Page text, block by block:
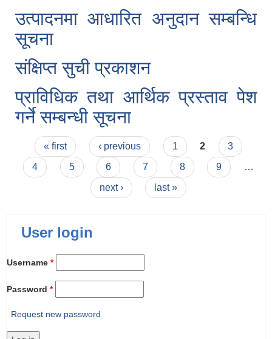
उत्पादनमा आधारित अनुदान सम्बन्धि
सूचना
संक्षिप्त सुची प्रकाशन
प्राविधिक तथा आर्थिक प्रस्ताव पेश
गर्ने सम्बन्धी सूचना
Pages
« first ‹ previous 1 2
3
4
5 6 7 8 9
…
next ›
last »
User login
Username *
Password *
Request new password